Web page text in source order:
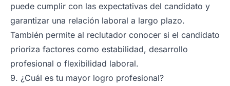
puede cumplir con las expectativas del candidato y
garantizar una relación laboral a largo plazo.
También permite al reclutador conocer si el candidato
prioriza factores como estabilidad, desarrollo
profesional o flexibilidad laboral.
9. ¿Cuál es tu mayor logro profesional?